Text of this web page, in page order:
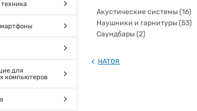
для
компьютеров
Акустические системы (16)
Наушники и гарнитуры (53)
Саундбары (2)
HATOR